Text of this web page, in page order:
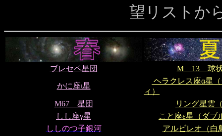
望リストか
ブレセペ星団 M 13 球状
かに座ι星
ヘラクレス座α星
ィ）
M67 星団
リング星雲
しし座γ星
こと座ε星（ダブ
ししのつ子銀河
アルビレオ（白